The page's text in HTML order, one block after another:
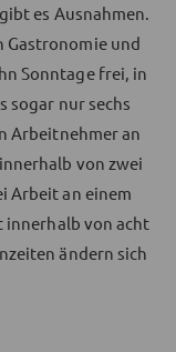
es Ausnahmen.
Gastronomie und
Sonntage frei, in
sogar nur sechs
Arbeitnehmer an
von zwei
Arbeit an einem
innerhalb von acht
ändern sich